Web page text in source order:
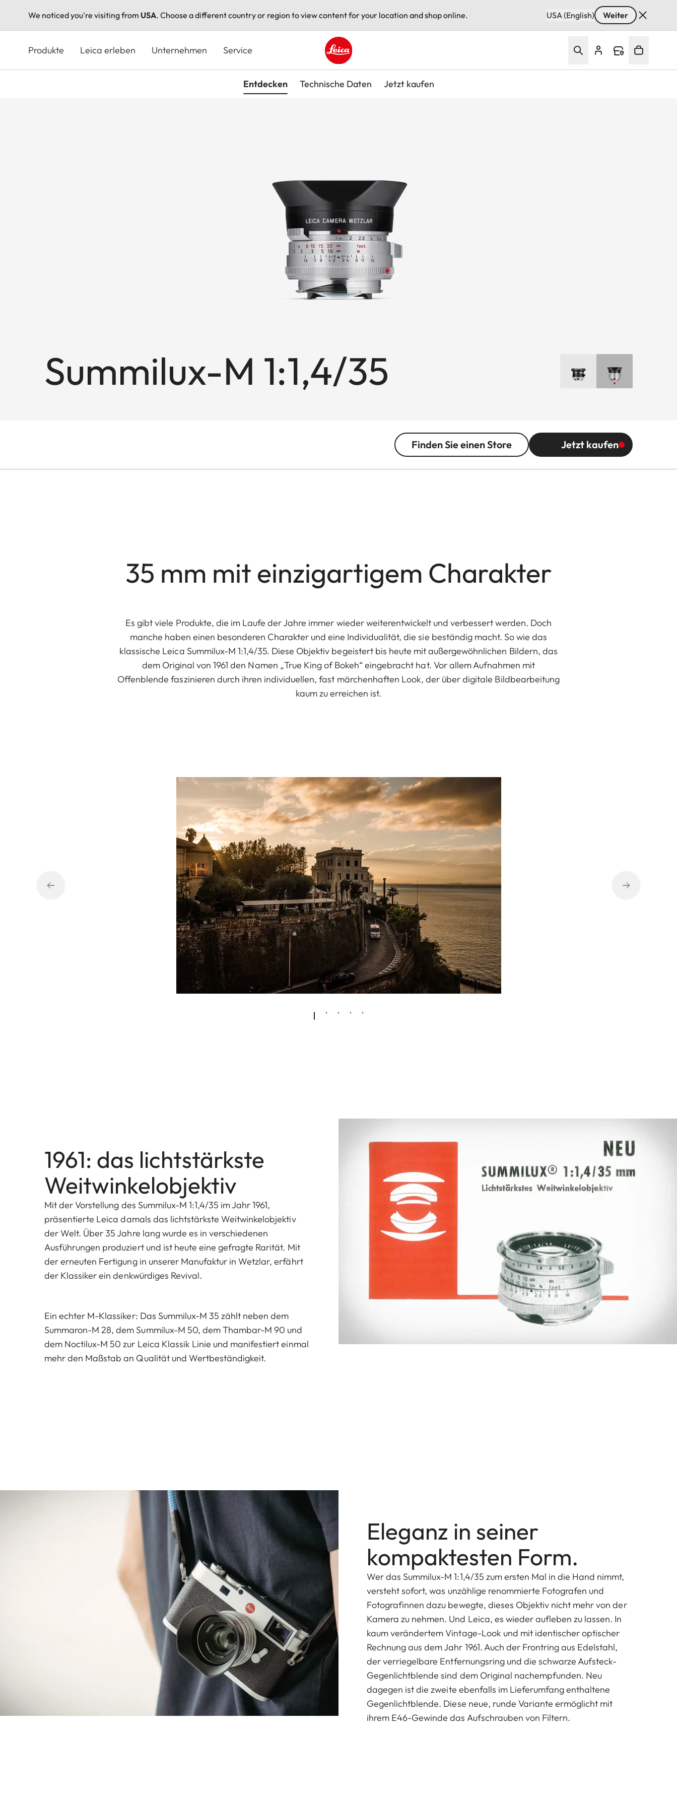
We noticed you're visiting from USA. Choose a different country or region to view content for your location and shop online. USA (English) Weiter
Produkte Leica erleben Unternehmen Service
Leica logo - Home
Entdecken Technische Daten Jetzt kaufen
Summilux-M 1:1,4/35
Finden Sie einen Store Jetzt kaufen
35 mm mit einzigartigem Charakter
Es gibt viele Produkte, die im Laufe der Jahre immer wieder weiterentwickelt und verbessert werden. Doch
manche haben einen besonderen Charakter und eine Individualität, die sie beständig macht. So wie das
klassische Leica Summilux-M 1:1,4/35. Diese Objektiv begeistert bis heute mit außergewöhnlichen Bildern, das
dem Original von 1961 den Namen „True King of Bokeh“ eingebracht hat. Vor allem Aufnahmen mit
Offenblende faszinieren durch ihren individuellen, fast märchenhaften Look, der über digitale Bildbearbeitung
kaum zu erreichen ist.
1961: das lichtstärkste
Weitwinkelobjektiv
Mit der Vorstellung des Summilux-M 1:1,4/35 im Jahr 1961,
präsentierte Leica damals das lichtstärkste Weitwinkelobjektiv
der Welt. Über 35 Jahre lang wurde es in verschiedenen
Ausführungen produziert und ist heute eine gefragte Rarität. Mit
der erneuten Fertigung in unserer Manufaktur in Wetzlar, erfährt
der Klassiker ein denkwürdiges Revival.
Ein echter M-Klassiker: Das Summilux-M 35 zählt neben dem
Summaron-M 28, dem Summilux-M 50, dem Thambar-M 90 und
dem Noctilux-M 50 zur Leica Klassik Linie und manifestiert einmal
mehr den Maßstab an Qualität und Wertbeständigkeit.
Eleganz in seiner
kompaktesten Form.
Wer das Summilux-M 1:1,4/35 zum ersten Mal in die Hand nimmt,
versteht sofort, was unzählige renommierte Fotografen und
Fotografinnen dazu bewegte, dieses Objektiv nicht mehr von der
Kamera zu nehmen. Und Leica, es wieder aufleben zu lassen. In
kaum verändertem Vintage-Look und mit identischer optischer
Rechnung aus dem Jahr 1961. Auch der Frontring aus Edelstahl,
der verriegelbare Entfernungsring und die schwarze Aufsteck-
Gegenlichtblende sind dem Original nachempfunden. Neu
dagegen ist die zweite ebenfalls im Lieferumfang enthaltene
Gegenlichtblende. Diese neue, runde Variante ermöglicht mit
ihrem E46-Gewinde das Aufschrauben von Filtern.